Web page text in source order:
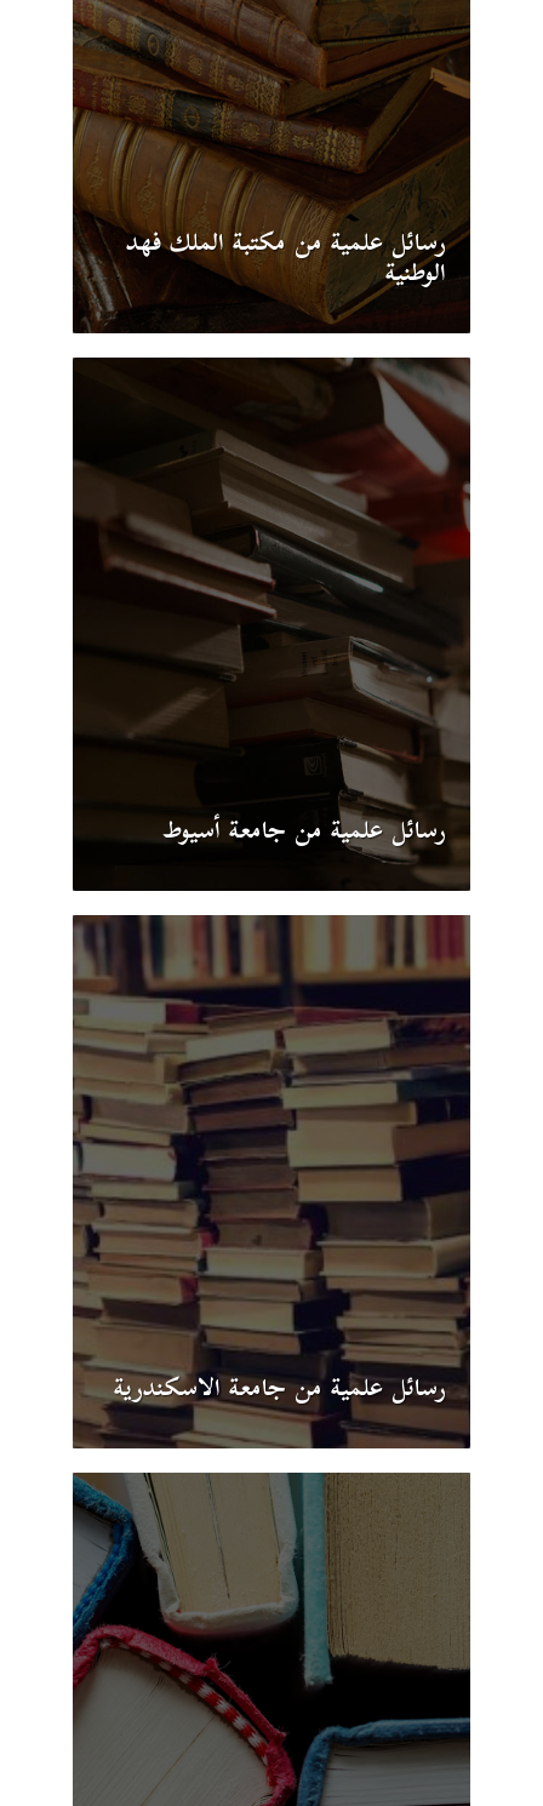
رسائل علمية من جامعة الاسكندرية
رسائل علمية من جامعة أسيوط
رسائل علمية من مكتبة الملك فهد
الوطنية